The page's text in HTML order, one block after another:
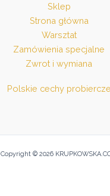
Sklep
Strona główna
Warsztat
Zamówienia specjalne
Zwrot i wymiana
Polskie cechy probiercze
Copyright © 2026